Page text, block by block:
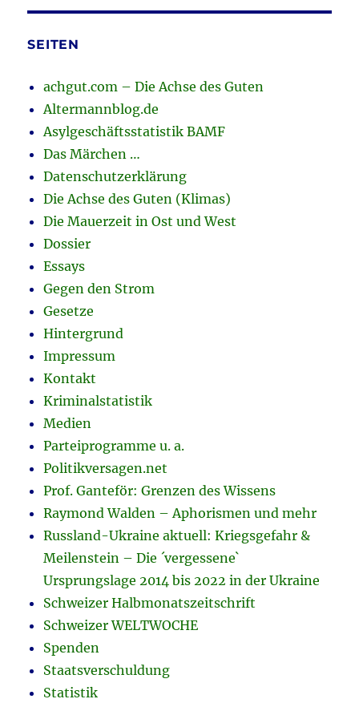
SEITEN
achgut.com – Die Achse des Guten
Altermannblog.de
Asylgeschäftsstatistik BAMF
Das Märchen …
Datenschutzerklärung
Die Achse des Guten (Klimas)
Die Mauerzeit in Ost und West
Dossier
Essays
Gegen den Strom
Gesetze
Hintergrund
Impressum
Kontakt
Kriminalstatistik
Medien
Parteiprogramme u. a.
Politikversagen.net
Prof. Ganteför: Grenzen des Wissens
Raymond Walden – Aphorismen und mehr
Russland-Ukraine aktuell: Kriegsgefahr &
Meilenstein – Die ´vergessene`
Ursprungslage 2014 bis 2022 in der Ukraine
Schweizer Halbmonatszeitschrift
Schweizer WELTWOCHE
Spenden
Staatsverschuldung
Statistik